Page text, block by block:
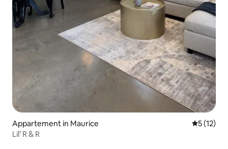
Appartement in Maurice
5 (12)
Lil’ R & R